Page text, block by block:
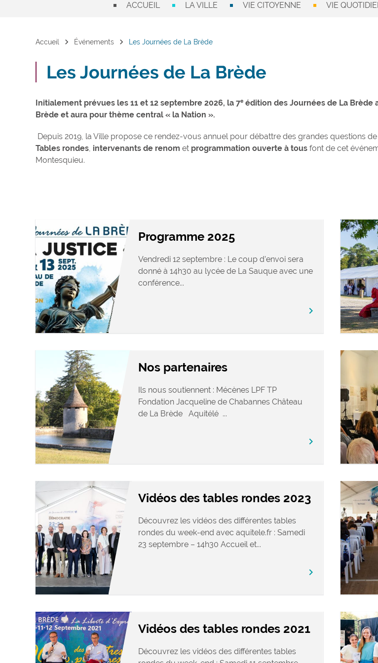
ACCUEIL LA VILLE VIE CITOYENNE VIE
Accueil chevron_right Événements chevron_right Les Journées de La Brède
Les Journées de La Brède
Initialement prévues les 11 et 12 septembre 2026, la 7ᵉ édition des Journées de La
Brède et aura pour thème central « la Nation ».
Depuis 2019, la Ville propose ce rendez-vous annuel pour débattre des grandes questions
Tables rondes, intervenants de renom et programmation ouverte à tous font de cet
Montesquieu.
Programme 2025
Vendredi 12 septembre : Le coup d’envoi sera
donné à 14h30 au lycée de La Sauque avec une
conférence...
chevron_right
Nos partenaires
Ils nous soutiennent : Mécènes LPF TP
Fondation Jacqueline de Chabannes Château
de La Brède Aquitélé ...
chevron_right
Vidéos des tables rondes 2023
Découvrez les vidéos des différentes tables
rondes du week-end avec aquitele.fr : Samedi
23 septembre – 14h30 Accueil et...
chevron_right
Vidéos des tables rondes 2021
Découvrez les vidéos des différentes tables